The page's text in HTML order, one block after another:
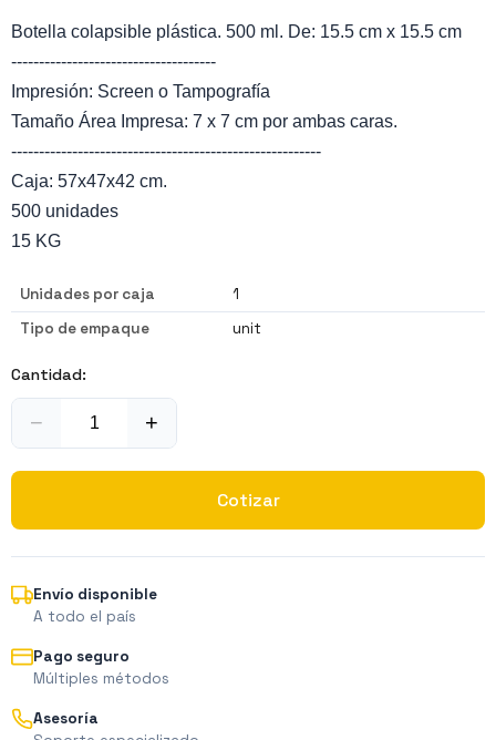
Botella colapsible plástica. 500 ml. De: 15.5 cm x 15.5 cm
-------------------------------------
Impresión: Screen o Tampografía
Tamaño Área Impresa: 7 x 7 cm por ambas caras.
--------------------------------------------------------
Caja: 57x47x42 cm.
500 unidades
15 KG
Unidades por caja
1
Tipo de empaque
unit
Cantidad:
− +
Cotizar
Envío disponible
A todo el país
Pago seguro
Múltiples métodos
Asesoría